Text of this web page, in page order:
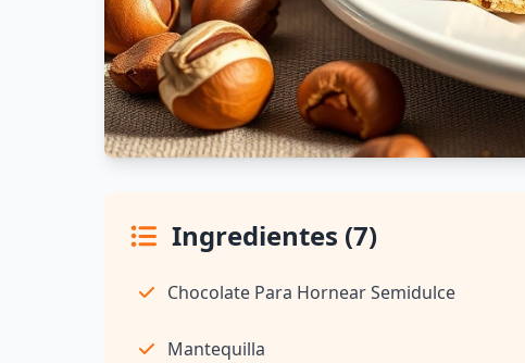
Ingredientes (7)
Chocolate Para Hornear Semidulce
Mantequilla